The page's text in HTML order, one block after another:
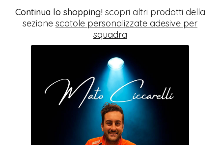
Continua lo shopping!scopri altri prodotti della
sezione scatole personalizzate adesive per
squadra